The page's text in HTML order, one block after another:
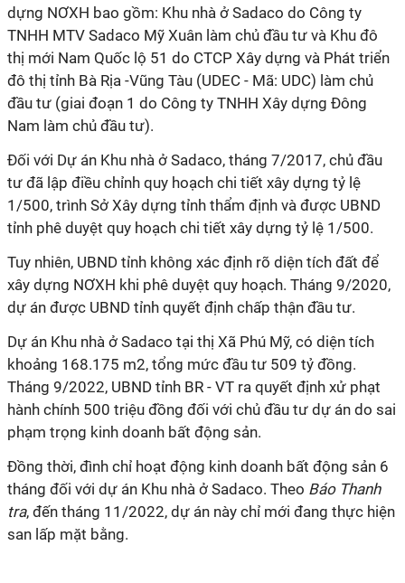
dựng NƠXH bao gồm: Khu nhà ở Sadaco do Công ty
TNHH MTV Sadaco Mỹ Xuân làm chủ đầu tư và Khu đô
thị mới Nam Quốc lộ 51 do CTCP Xây dựng và Phát triển
đô thị tỉnh Bà Rịa -Vũng Tàu (UDEC - Mã: UDC) làm chủ
đầu tư (giai đoạn 1 do Công ty TNHH Xây dựng Đông
Nam làm chủ đầu tư).
Đối với Dự án Khu nhà ở Sadaco, tháng 7/2017, chủ đầu
tư đã lập điều chỉnh quy hoạch chi tiết xây dựng tỷ lệ
1/500, trình Sở Xây dựng tỉnh thẩm định và được UBND
tỉnh phê duyệt quy hoạch chi tiết xây dựng tỷ lệ 1/500.
Tuy nhiên, UBND tỉnh không xác định rõ diện tích đất để
xây dựng NƠXH khi phê duyệt quy hoạch. Tháng 9/2020,
dự án được UBND tỉnh quyết định chấp thận đầu tư.
Dự án Khu nhà ở Sadaco tại thị Xã Phú Mỹ, có diện tích
khoảng 168.175 m2, tổng mức đầu tư 509 tỷ đồng.
Tháng 9/2022, UBND tỉnh BR - VT ra quyết định xử phạt
hành chính 500 triệu đồng đối với chủ đầu tư dự án do sai
phạm trọng kinh doanh bất động sản.
Đồng thời, đình chỉ hoạt động kinh doanh bất động sản 6
tháng đối với dự án Khu nhà ở Sadaco. Theo Báo Thanh
tra, đến tháng 11/2022, dự án này chỉ mới đang thực hiện
san lấp mặt bằng.